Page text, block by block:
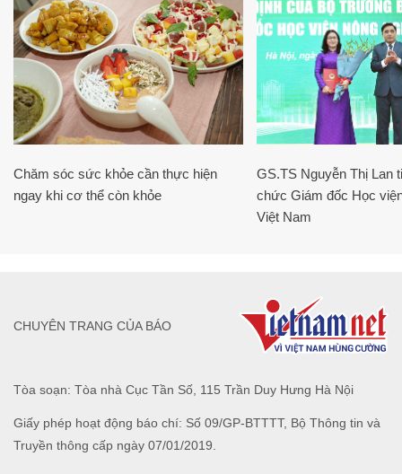
Chăm sóc sức khỏe cần thực hiện
ngay khi cơ thể còn khỏe
GS.TS Nguyễn Thị Lan
chức Giám đốc Học
Việt Nam
Tòa soạn: Tòa nhà Cục Tần Số, 115 Trần Duy Hưng Hà Nội
Giấy phép hoạt động báo chí: Số 09/GP-BTTTT, Bộ Thông tin và
Truyền thông cấp ngày 07/01/2019.
CHUYÊN TRANG CỦA BÁO